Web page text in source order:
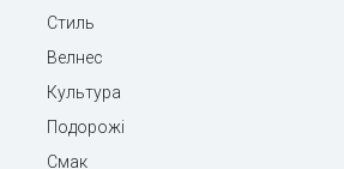
Стиль
Велнес
Культура
Подорожі
Смак